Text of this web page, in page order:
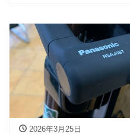
2026年3月25日